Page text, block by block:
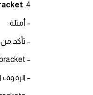
4.
– أمثلة:
– تأكد
– Translation: Ensure the shelf is supported by a strong bracket.
– الرفوف